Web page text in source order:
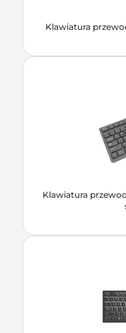
Klawiatura
Klawiatura